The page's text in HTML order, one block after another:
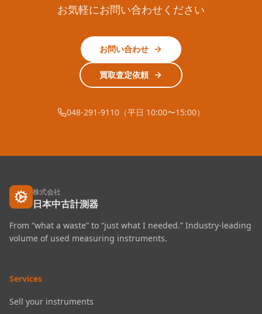
お気軽にお問い合わせください
お問い合わせ
買取査定依頼
048-291-9110（平日 10:00〜15:00）
株式会社
日本中古計測器
From “what a waste” to “just what I needed.” Industry-leading
volume of used measuring instruments.
Services
Sell your instruments